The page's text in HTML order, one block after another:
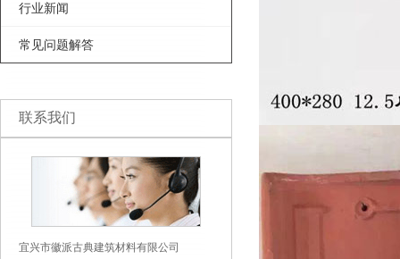
行业新闻
常见问题解答
联系我们
宜兴市徽派古典建筑材料有限公司